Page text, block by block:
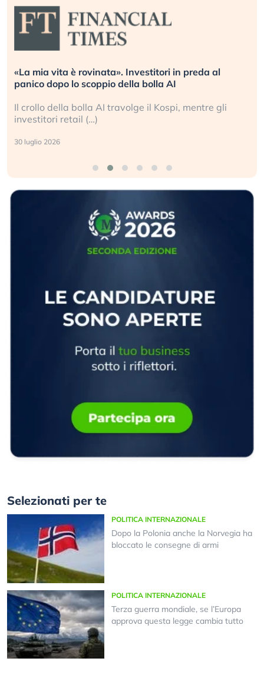
«La mia vita è rovinata». Investitori in preda al
panico dopo lo scoppio della bolla AI
Il crollo della bolla AI travolge il Kospi, mentre gli
investitori retail (…)
30 luglio 2026
Selezionati per te
POLITICA INTERNAZIONALE
Dopo la Polonia anche la Norvegia ha
bloccato le consegne di armi
POLITICA INTERNAZIONALE
Terza guerra mondiale, se l’Europa
approva questa legge cambia tutto